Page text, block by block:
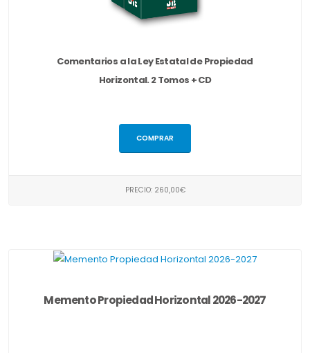
Comentarios a la Ley Estatal de Propiedad
Horizontal. 2 Tomos + CD
COMPRAR
PRECIO: 260,00€
Memento Propiedad Horizontal 2026-2027